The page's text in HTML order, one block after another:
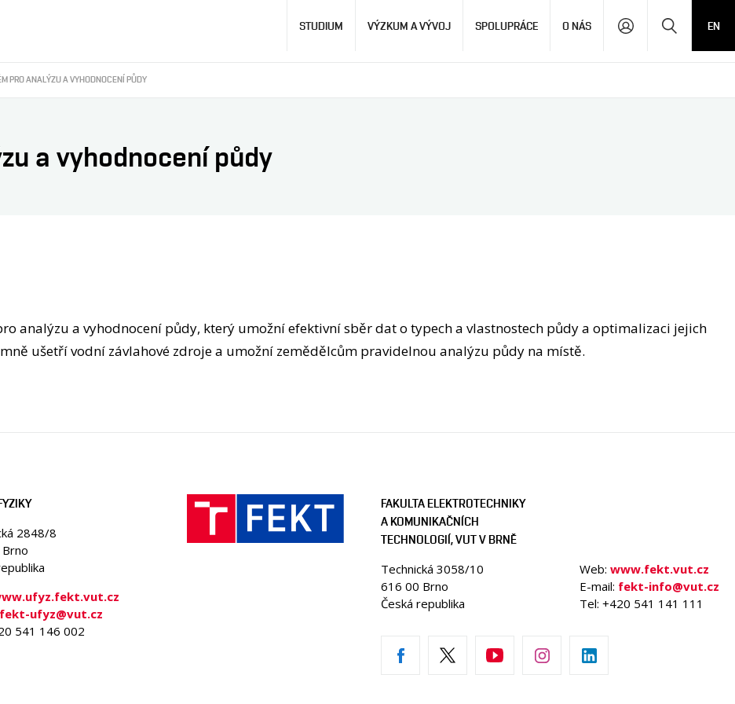
STUDIUM VÝZKUM A VÝVOJ SPOLUPRÁCE O NÁS EN
PRO ANALÝZU A VYHODNOCENÍ PŮDY
a vyhodnocení půdy
analýzu a vyhodnocení půdy, který umožní efektivní sběr dat o typech a vlastnostech půdy a optimalizaci jejich
ušetří vodní závlahové zdroje a umožní zemědělcům pravidelnou analýzu půdy na místě.
2848/8
fekt-ufyz@vut.cz
541 146 002
FAKULTA ELEKTROTECHNIKY
A KOMUNIKAČNÍCH
TECHNOLOGIÍ, VUT V BRNĚ
Technická 3058/10
616 00 Brno
Česká republika
Web: www.fekt.vut.cz
E-mail: fekt-info@vut.cz
Tel: +420 541 141 111